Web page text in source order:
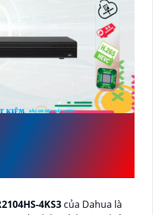
4KS3 của Dahua là